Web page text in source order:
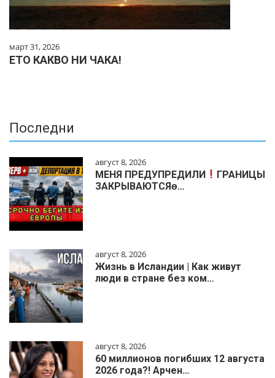
март 31, 2026
ЕТО КАКВО НИ ЧАКА!
Последни
август 8, 2026
МЕНЯ ПРЕДУПРЕДИЛИ
ГРАНИЦЫ
ЗАКРЫВАЮТСЯɵ…
август 8, 2026
Жизнь в Исландии | Как живут
люди в стране без ком…
август 8, 2026
60 миллионов погибших 12 августа
2026 года?! Арчен…